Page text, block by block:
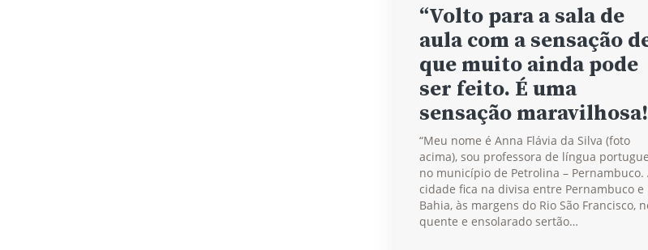
“Volto para a sala de
aula com a sensação
que muito ainda pode
ser feito. É uma
sensação
“Meu nome é Anna Flávia da Silva (foto
acima), sou professora de língua
no município de Petrolina – Pernambuco.
cidade fica na divisa entre Pernambuco e
Bahia, às margens do Rio São Francisco,
quente e ensolarado sertão…